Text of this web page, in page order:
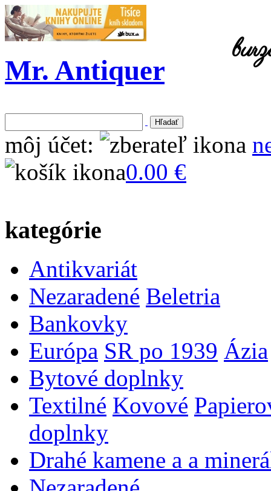
Mr. Antiquer
môj účet:
0.00 €
kategórie
Antikvariát
Nezaradené Beletria
Bankovky
Európa SR po 1939 Ázia
Bytové doplnky
Textilné Kovové
doplnky
Drahé kamene a a